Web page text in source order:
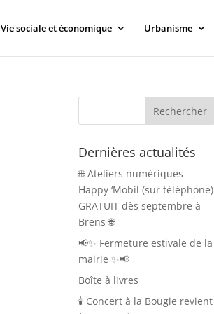
Vie sociale et économique Urbanisme
Dernières actualités
🌐 Ateliers numériques
Happy ‘Mobil (sur téléphone)
GRATUIT dès septembre à
Brens 🌐
📢✨ Fermeture estivale de la
mairie ✨📢
Boîte à livres
🕯️ Concert à la Bougie revient